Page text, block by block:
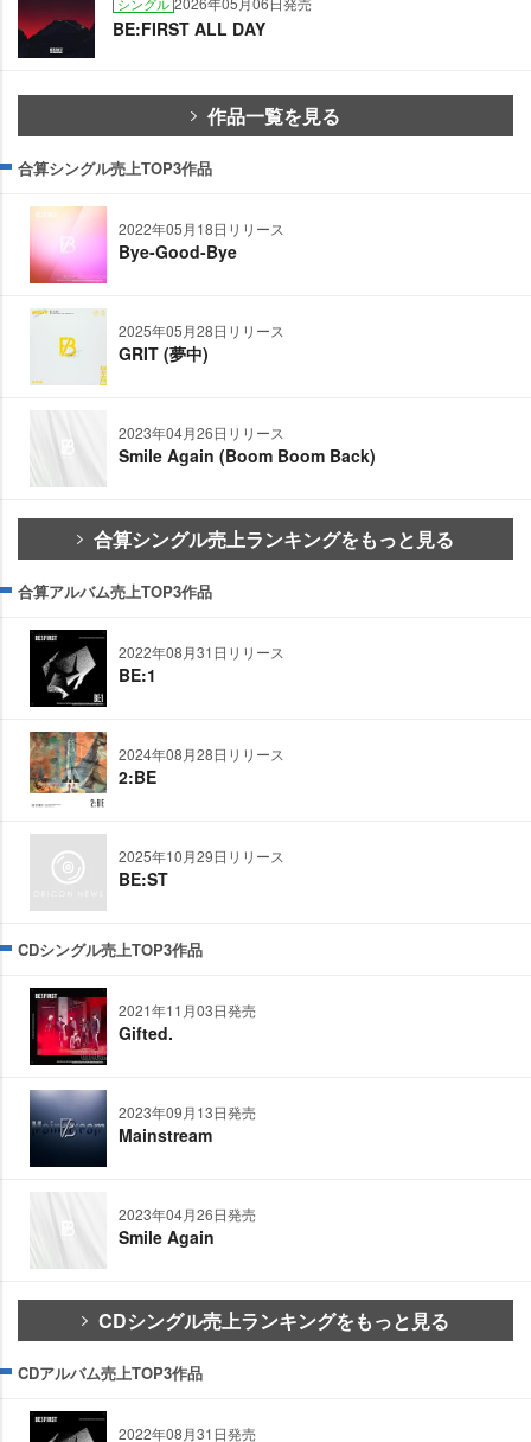
シングル
BE:FIRST ALL DAY
作品一覧を見る
合算シングル売上TOP3作品
2022年05月18日リリース
Bye-Good-Bye
2025年05月28日リリース
GRIT (夢中)
2023年04月26日リリース
Smile Again (Boom Boom Back)
合算シングル売上ランキングをもっと見る
合算アルバム売上TOP3作品
2022年08月31日リリース
BE:1
2024年08月28日リリース
2:BE
2025年10月29日リリース
BE:ST
CDシングル売上TOP3作品
2021年11月03日発売
Gifted.
2023年09月13日発売
Mainstream
2023年04月26日発売
Smile Again
CDシングル売上ランキングをもっと見る
CDアルバム売上TOP3作品
2022年08月31日発売